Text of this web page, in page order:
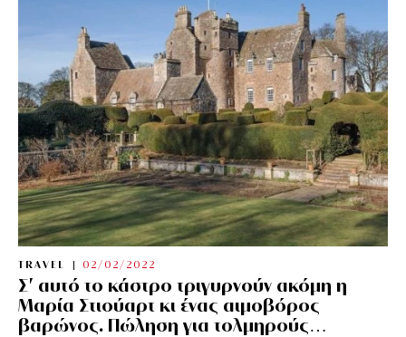
TRAVEL 02/02/2022
Σ’ αυτό το κάστρο τριγυρνούν ακόμη η
Μαρία Στιούαρτ κι ένας αιμοβόρος
βαρώνος. Πώληση για τολμηρούς…